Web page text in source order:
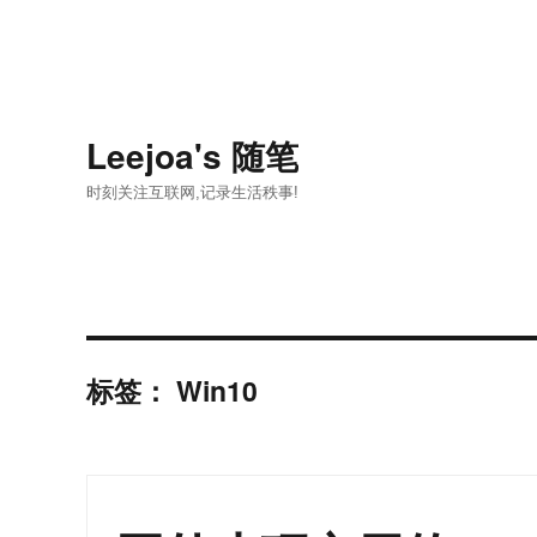
Leejoa's 随笔
时刻关注互联网,记录生活秩事!
标签： Win10